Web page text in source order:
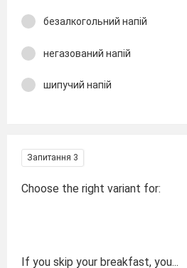
безалкогольний напій
негазований напій
шипучий напій
Запитання 3
Choose the right variant for:
If you skip your breakfast, you...